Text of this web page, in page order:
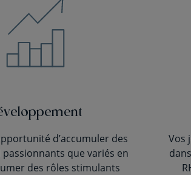
d’accumuler des
que variés en
des rôles stimulants
Vos